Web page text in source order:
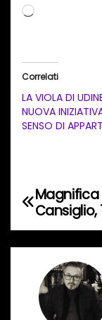
C
a
m
t
o
i
n
o
Correlati
LA VIOLA DI
NUOVA
SENSO DI
N
a
Cansiglio,